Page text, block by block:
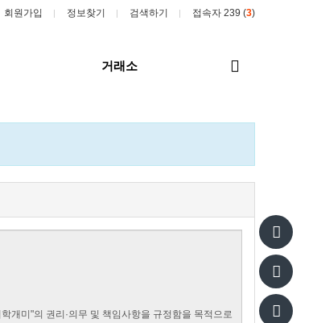
회원가입 정보찾기 검색하기 접속자 239 (3)
거래소